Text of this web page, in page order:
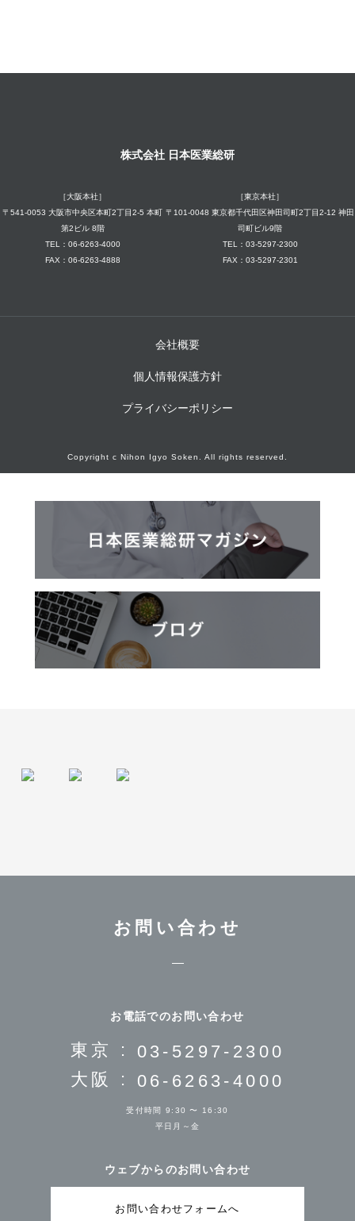
株式会社 日本医業総研
［大阪本社］
〒541-0053 大阪市中央区本町2丁目2-5 本町
第2ビル 8階
TEL：06-6263-4000
FAX：06-6263-4888
［東京本社］
〒101-0048 東京都千代田区神田司町2丁目2-12 神田
司町ビル9階
TEL：03-5297-2300
FAX：03-5297-2301
会社概要
個人情報保護方針
プライバシーポリシー
Copyright c Nihon Igyo Soken. All rights reserved.
お問い合わせ
お電話でのお問い合わせ
東京 : 03-5297-2300
大阪 : 06-6263-4000
受付時間 9:30 〜 16:30
平日月～金
ウェブからのお問い合わせ
お問い合わせフォームへ